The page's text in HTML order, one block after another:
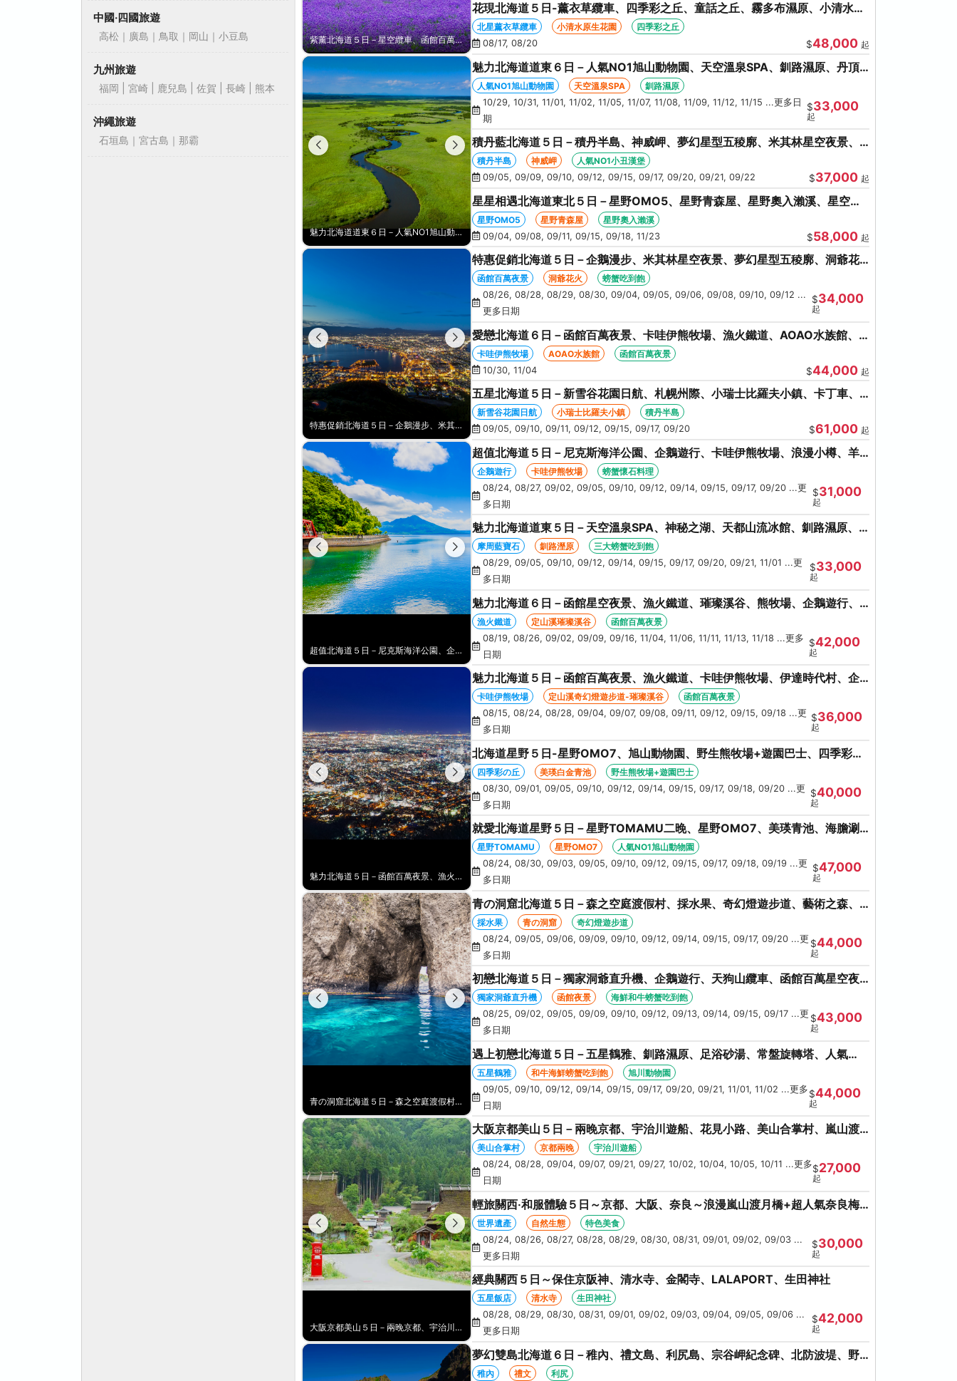
中國‧四國旅遊
高松｜廣島｜鳥取｜岡山｜小豆島
九州旅遊
福岡 | 宮崎 | 鹿兒島 | 佐賀 | 長崎 | 熊本
沖繩旅遊
石垣島｜宮古島｜那霸
紫薰北海道５日－星空纜車、函館百萬夜景、紫彩美瑛、富良野花田、四季彩之丘、花田列車、螃蟹懷石料理
紫戀北海道６日－企鵝遊行、浪漫小樽、積丹半島、富良野、紫彩美瑛、美瑛白金青池、旭山動物園、旭川常盤旋轉塔
花現北海道５日-薰衣草纜車、四季彩之丘、童話之丘、霧多布濕原、小清水原
生花園、摩周湖、熱氣球、天空溫泉SPA、螃蟹吃到飽
北星薰衣草纜車 小清水原生花園
四季彩之丘
08/17, 08/20
$48,000 起
魅力北海道道東６日－人氣NO1旭山動物園、天空溫泉SPA、釧路濕原、丹頂鶴、霧之摩周湖、屈斜路湖、砂湯體驗
積丹藍北海道５日－積丹半島、神威岬、夢幻星型五稜廓、米其林星空夜景、人氣NO1小丑漢堡、河童足湯、奇幻燈遊步道、璀璨溪谷
魅力北海道道東６日－人氣NO1旭山動物園、天空溫泉SPA、釧路濕原、丹頂
鶴、霧之摩周湖、屈斜路湖、砂湯體驗
人氣NO1旭山動物園 天空溫泉SPA
釧路濕原
10/29, 10/31, 11/01, 11/02, 11/05, 11/07, 11/08, 11/09, 11/12, 11/15 ...更多日
期
$33,000
起
積丹藍北海道５日－積丹半島、神威岬、夢幻星型五稜廓、米其林星空夜景、
人氣NO1小丑漢堡、河童足湯、奇幻燈遊步道、璀璨溪谷
積丹半島 神威岬
人氣NO1小丑漢堡
09/05, 09/09, 09/10, 09/12, 09/15, 09/17, 09/20, 09/21, 09/22
$37,000 起
星星相遇北海道東北５日－星野OMO5、星野青森屋、星野奧入瀨溪、星空夜
景、新幹線北斗號、睡魔之家、十和田湖(不進免稅店)
星野OMO5 星野青森屋
星野奧入瀨溪
09/04, 09/08, 09/11, 09/15, 09/18, 11/23
$58,000 起
特惠促銷北海道５日－企鵝漫步、米其林星空夜景、夢幻星型五稜廓、洞爺花火、啤酒暢飲、螃蟹懷石料理、螃蟹吃到飽
特惠促銷北海道５日－企鵝漫步、米其林星空夜景、夢幻星型五稜廓、洞爺花
火、啤酒暢飲、螃蟹懷石料理、螃蟹吃到飽
函館百萬夜景 洞爺花火
螃蟹吃到飽
08/26, 08/28, 08/29, 08/30, 09/04, 09/05, 09/06, 09/08, 09/10, 09/12 ...
更多日期
$34,000
起
愛戀北海道６日－函館百萬夜景、卡哇伊熊牧場、漁火鐵道、AOAO水族館、
藻岩山纜車、三大螃蟹吃到飽(函館/千歲)
卡哇伊熊牧場 AOAO水族館
函館百萬夜景
10/30, 11/04
$44,000 起
五星北海道５日－新雪谷花園日航、札幌州際、小瑞士比羅夫小鎮、卡丁車、
空中纜車、積丹半島、採水果、海鮮和牛螃蟹放題
新雪谷花園日航 小瑞士比羅夫小鎮
積丹半島
09/05, 09/10, 09/11, 09/12, 09/15, 09/17, 09/20
$61,000 起
超值北海道５日－尼克斯海洋公園、企鵝遊行、卡哇伊熊牧場、浪漫小樽、羊蹄山名水公園、洞爺星空、花火大會、螃蟹懷石料理
超值北海道５日－尼克斯海洋公園、企鵝遊行、卡哇伊熊牧場、浪漫小樽、羊
蹄山名水公園、洞爺星空、花火大會、螃蟹懷石料理
企鵝遊行 卡哇伊熊牧場
螃蟹懷石料理
08/24, 08/27, 09/02, 09/05, 09/10, 09/12, 09/14, 09/15, 09/17, 09/20 ...更
多日期
$31,000
起
魅力北海道道東５日－天空溫泉SPA、神秘之湖、天都山流冰館、釧路濕原、
丹頂鶴、花時計、砂湯體驗、螃蟹吃到飽
摩周藍寶石 釧路溼原
三大螃蟹吃到飽
08/29, 09/05, 09/10, 09/12, 09/14, 09/15, 09/17, 09/20, 09/21, 11/01 ...更
多日期
$33,000
起
魅力北海道６日－函館星空夜景、漁火鐵道、璀璨溪谷、熊牧場、企鵝遊行、
AOAO水族館、藻岩山纜車、三大螃蟹吃到飽
漁火鐵道 定山溪璀璨溪谷
函館百萬夜景
08/19, 08/26, 09/02, 09/09, 09/16, 11/04, 11/06, 11/11, 11/13, 11/18 ...更多
日期
$42,000
起
魅力北海道５日－函館百萬夜景、漁火鐵道、卡哇伊熊牧場、伊達時代村、企鵝遊行、奇幻燈遊步道、璀璨溪谷、人氣NO1小丑漢堡
魅力北海道５日－函館百萬夜景、漁火鐵道、卡哇伊熊牧場、伊達時代村、企
鵝遊行、奇幻燈遊步道、璀璨溪谷、人氣NO1小丑漢堡
卡哇伊熊牧場 定山溪奇幻燈遊步道-璀璨溪谷
函館百萬夜景
08/15, 08/24, 08/28, 09/04, 09/07, 09/08, 09/11, 09/12, 09/15, 09/18 ...更
多日期
$36,000
起
北海道星野５日-星野OMO7、旭山動物園、野生熊牧場+遊園巴士、四季彩の
丘、卡哇伊草泥馬、美瑛白金青池、螃蟹吃到飽
四季彩の丘 美瑛白金青池
野生熊牧場+遊園巴士
08/30, 09/01, 09/05, 09/10, 09/12, 09/14, 09/15, 09/17, 09/18, 09/20 ...更
多日期
$40,000
起
就愛北海道星野５日－星野TOMAMU二晚、星野OMO7、美瑛青池、海膽涮
涮鍋、人氣NO1旭山動物園、海鮮和牛螃蟹吃到飽
星野TOMAMU 星野OMO7
人氣NO1旭山動物園
08/24, 08/30, 09/03, 09/05, 09/10, 09/12, 09/15, 09/17, 09/18, 09/19 ...更
多日期
$47,000
起
青の洞窟北海道５日－森之空庭渡假村、採水果、奇幻燈遊步道、藝術之森、企鵝遊行、卡哇伊熊牧場、忍者伊達時代村、螃蟹吃到飽
青の洞窟北海道５日－森之空庭渡假村、採水果、奇幻燈遊步道、藝術之森、
企鵝遊行、卡哇伊熊牧場、忍者伊達時代村、螃蟹吃到飽
採水果 青の洞窟
奇幻燈遊步道
08/24, 09/05, 09/06, 09/09, 09/10, 09/12, 09/14, 09/15, 09/17, 09/20 ...更
多日期
$44,000
起
初戀北海道５日－獨家洞爺直升機、企鵝遊行、天狗山纜車、函館百萬星空夜
景、海膽、北方馬公園、海鮮和牛螃蟹吃到飽
獨家洞爺直升機 函館夜景
海鮮和牛螃蟹吃到飽
08/25, 09/02, 09/05, 09/09, 09/10, 09/12, 09/13, 09/14, 09/15, 09/17 ...更
多日期
$43,000
起
遇上初戀北海道５日－五星鶴雅、釧路濕原、足浴砂湯、常盤旋轉塔、人氣
NO1旭山動物園、爐端燒、和牛海鮮螃蟹吃到飽
五星鶴雅 和牛海鮮螃蟹吃到飽
旭川動物園
09/05, 09/10, 09/12, 09/14, 09/15, 09/17, 09/20, 09/21, 11/01, 11/02 ...更多
日期
$44,000
起
大阪京都美山５日－兩晚京都、宇治川遊船、花見小路、美山合掌村、嵐山渡月橋、奈良朱紅燈籠、奈良梅花鹿、流水瀑布電扶梯
大阪京都美山５日－兩晚京都、宇治川遊船、花見小路、美山合掌村、嵐山渡
月橋、奈良朱紅燈籠、奈良梅花鹿、流水瀑布電扶梯
美山合掌村 京都兩晚
宇治川遊船
08/24, 08/28, 09/04, 09/07, 09/21, 09/27, 10/02, 10/04, 10/05, 10/11 ...更多
日期
$27,000
起
輕旅關西‧和服體驗５日～京都、大阪、奈良～浪漫嵐山渡月橋+超人氣奈良梅
花鹿公園
世界遺產 自然生態
特色美食
08/24, 08/26, 08/27, 08/28, 08/29, 08/30, 08/31, 09/01, 09/02, 09/03 ...
更多日期
$30,000
起
經典關西５日～保住京阪神、清水寺、金閣寺、LALAPORT、生田神社
五星飯店 清水寺
生田神社
08/28, 08/29, 08/30, 08/31, 09/01, 09/02, 09/03, 09/04, 09/05, 09/06 ...
更多日期
$42,000
起
夢幻雙島北海道６日－稚內、禮文島、利尻島、宗谷岬紀念碑、北防波堤、野
寒布岬、留萌花田家番屋、紫彩美瑛
稚內 禮文 利尻